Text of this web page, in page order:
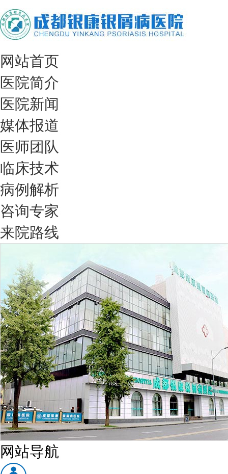
网站首页
医院简介
医院新闻
媒体报道
医师团队
临床技术
病例解析
咨询专家
来院路线
网站导航